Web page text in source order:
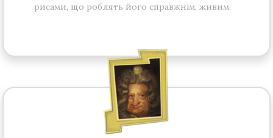
рисами, що роблять його справжнім, живим.